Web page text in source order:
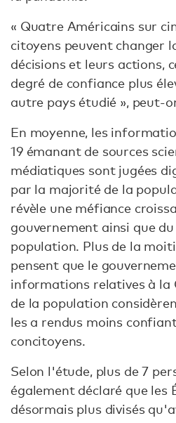
« Quatre Américains sur
citoyens peuvent changer
décisions et leurs actions,
degré de confiance plus
autre pays étudié », peut-
En moyenne, les
19 émanant de sources
médiatiques sont jugées
par la majorité de la
révèle une méfiance
gouvernement ainsi que
population. Plus de la
pensent que le
informations relatives à la
de la population
les a rendus moins
concitoyens.
Selon l'étude, plus de 7
également déclaré que
désormais plus divisés